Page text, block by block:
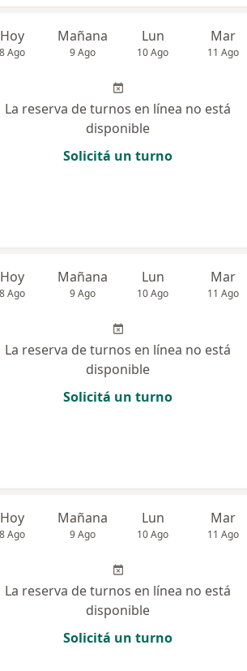
Hoy
8 Ago
Mañana
9 Ago
Lun
10 Ago
Mar
11 Ago
La reserva de turnos en línea no está
disponible
Solicitá un turno
Hoy
8 Ago
Mañana
9 Ago
Lun
10 Ago
Mar
11 Ago
La reserva de turnos en línea no está
disponible
Solicitá un turno
Hoy
8 Ago
Mañana
9 Ago
Lun
10 Ago
Mar
11 Ago
La reserva de turnos en línea no está
disponible
Solicitá un turno